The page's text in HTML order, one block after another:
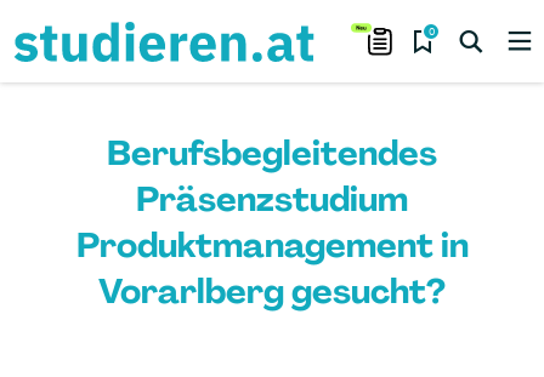
0
Berufsbegleitendes
Präsenzstudium
Produktmanagement in
Vorarlberg gesucht?